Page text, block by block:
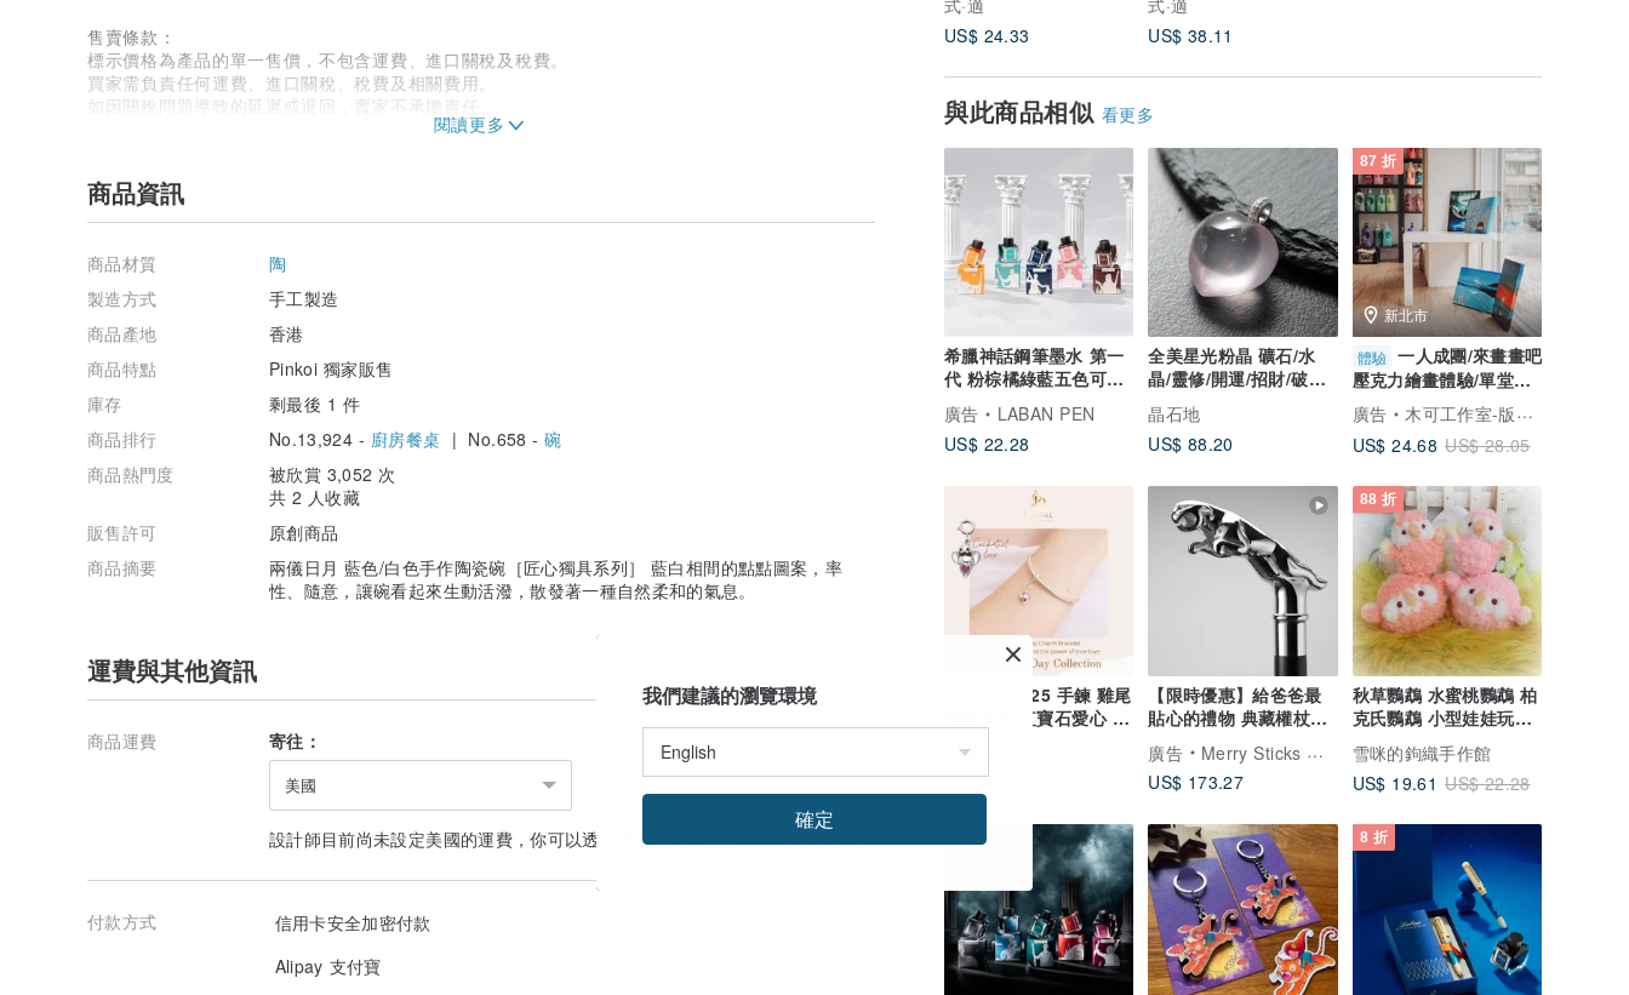
式·適
US$ 24.33
式·適
US$ 38.11
與此商品相似 看更多
希臘神話鋼筆墨水 第一
代 粉棕橘綠藍五色可選
24小時出貨
廣告
LABAN PEN
US$ 22.28
全美星光粉晶 礦石/水
晶/靈修/開運/招財/破煞/
防小人
晶石地
US$ 88.20
87 折
新北市
體驗 一人成團/來畫畫吧
壓克力繪畫體驗/單堂課
完成/可自選圖
廣告
木可工作室-版畫工作室與藝術創作體驗
US$ 24.68 US$ 28.05
Luvpal | 925 手鍊 雞尾
鸚鵡吊飾 紅寶石愛心 |
Luvpal
US$ 60.00
【限時優惠】給爸爸最
貼心的禮物 典藏權杖系
列 - 獵豹 紳士拐杖
廣告
Merry Sticks 悅杖
US$ 173.27
88 折
秋草鸚鵡 水蜜桃鸚鵡 柏
克氏鸚鵡 小型娃娃玩偶
&圓圓體型 寵物鳥
雪咪的鉤織手作館
US$ 19.61 US$ 22.28
8 折
售賣條款：
標示價格為產品的單一售價，不包含運費、進口關稅及稅費。
買家需負責任何運費、進口關稅、稅費及相關費用。
如因關稅問題導致的延遲或退回，賣家不承擔責任。
本條款受到香港法律管轄，並且在法律上具有約束力。
商品資訊
商品材質
陶
製造方式
手工製造
商品產地
香港
商品特點
Pinkoi 獨家販售
庫存
剩最後 1 件
商品排行
No.13,924 - 廚房餐桌 | No.658 -碗
商品熱門度
被欣賞 3,052 次
共 2 人收藏
販售許可
原創商品
商品摘要
兩儀日月 藍色/白色手作陶瓷碗［匠心獨具系列］ 藍白相間的點點圖案，率
性、隨意，讓碗看起來生動活潑，散發著一種自然柔和的氣息。
運費與其他資訊
商品運費 寄往：
美國
設計師目前尚未設定美國的運費，你可以透過 聯絡設計師
付款方式
信用卡安全加密付款
Alipay 支付寶
我們建議的瀏覽環境
確定